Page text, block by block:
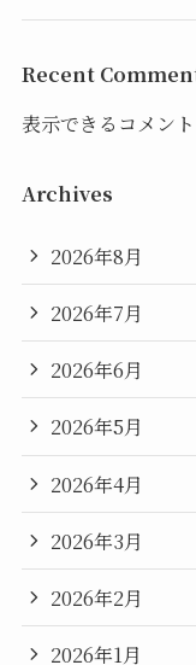
Recent
表示できるコメン
Archives
2026年8月
2026年7月
2026年6月
2026年5月
2026年4月
2026年3月
2026年2月
2026年1月